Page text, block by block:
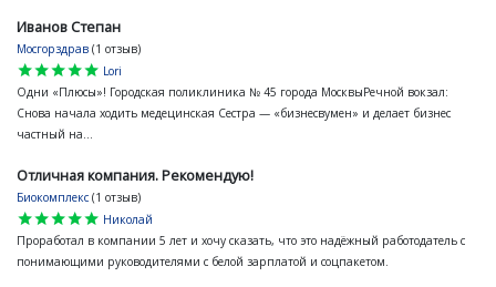
Иванов Степан
Мосгорздрав (1 отзыв)
star
star
star
star
star
Lori
Одни «Плюсы»! Городская поликлиника № 45 города МосквыРечной вокзал:
Снова начала ходить медецинская Сестра — «бизнесвумен» и делает бизнес
частный на...
Отличная компания. Рекомендую!
Биокомплекс (1 отзыв)
star
star
star
star
star
Николай
Проработал в компании 5 лет и хочу сказать, что это надёжный работодатель с
понимающими руководителями с белой зарплатой и соцпакетом.